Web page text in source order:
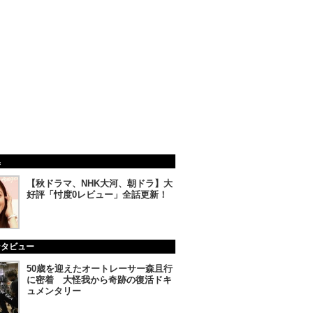
【秋ドラマ、NHK大河、朝ドラ】大
好評「忖度0レビュー」全話更新！
ビュー
50歳を迎えたオートレーサー森且行
に密着 大怪我から奇跡の復活ドキ
ュメンタリー